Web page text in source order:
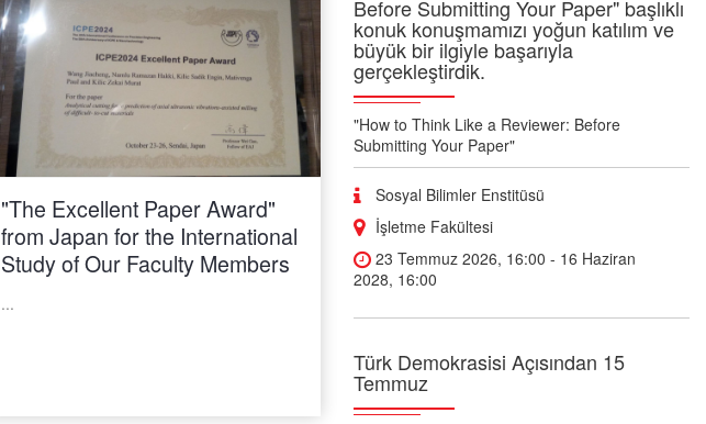
"The Excellent Paper Award"
from Japan for the International
Study of Our Faculty Members
...
Öğretim Üyelerimizin
Uluslararası Çalışmasına
Japonya'dan "Mükemmel
Makale Ödülü"
Before Submitting Your Paper" başlıklı
konuk konuşmamızı yoğun katılım ve
büyük bir ilgiyle başarıyla
gerçekleştirdik.
"How to Think Like a Reviewer: Before
Submitting Your Paper"
Sosyal Bilimler Enstitüsü
İşletme Fakültesi
23 Temmuz 2026, 16:00 - 16 Haziran
2028, 16:00
Türk Demokrasisi Açısından 15
Temmuz